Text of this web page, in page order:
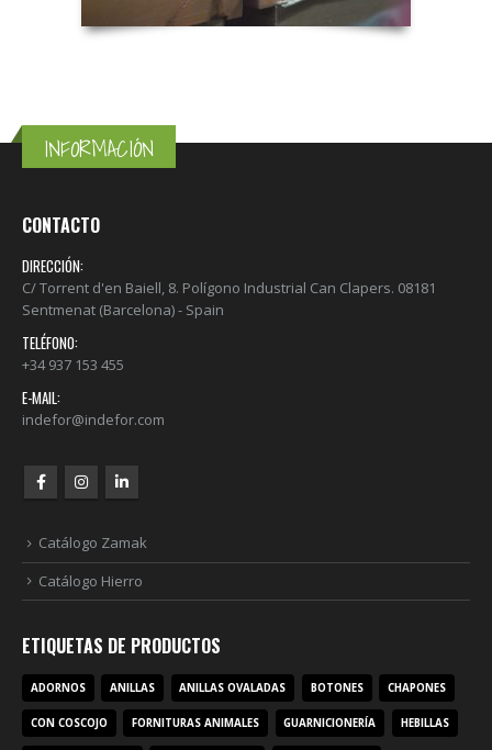
INFORMACIÓN
CONTACTO
DIRECCIÓN:
C/ Torrent d'en Baiell, 8. Polígono Industrial Can Clapers. 08181
Sentmenat (Barcelona) - Spain
TELÉFONO:
+34 937 153 455
E-MAIL:
indefor@indefor.com
Catálogo Zamak
Catálogo Hierro
ETIQUETAS DE PRODUCTOS
ADORNOS ANILLAS ANILLAS OVALADAS BOTONES CHAPONES
CON COSCOJO FORNITURAS ANIMALES GUARNICIONERÍA HEBILLAS